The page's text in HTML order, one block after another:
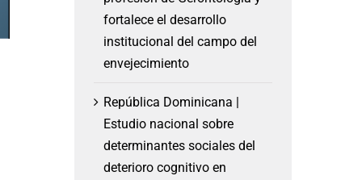
fortalece el desarrollo
institucional del campo del
envejecimiento
República Dominicana |
Estudio nacional sobre
determinantes sociales del
deterioro cognitivo en